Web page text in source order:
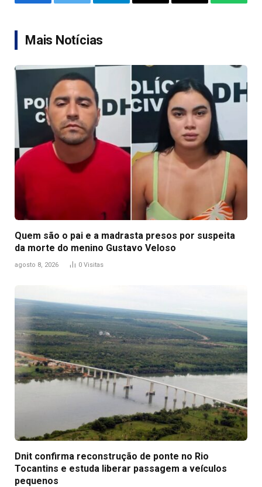
FacebookTwitter TelegramEmail
Copy
Mais Notícias
Quem são o pai e a madrasta presos por suspeita
da morte do menino Gustavo Veloso
agosto 8, 2026 0 Visitas
Dnit confirma reconstrução de ponte no Rio
Tocantins e estuda liberar passagem a veículos
pequenos